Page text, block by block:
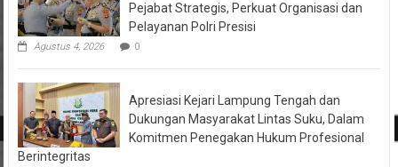
Pejabat Strategis, Perkuat Organisasi dan
Pelayanan Polri Presisi
Agustus 4, 2026 0
Apresiasi Kejari Lampung Tengah dan
Dukungan Masyarakat Lintas Suku, Dalam
Komitmen Penegakan Hukum Profesional
Berintegritas